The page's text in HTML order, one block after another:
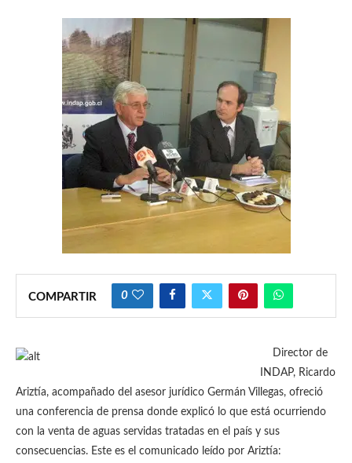
COMPARTIR 0
Director de
INDAP, Ricardo
Ariztía, acompañado del asesor jurídico Germán Villegas, ofreció
una conferencia de prensa donde explicó lo que está ocurriendo
con la venta de aguas servidas tratadas en el país y sus
consecuencias. Este es el comunicado leído por Ariztía: